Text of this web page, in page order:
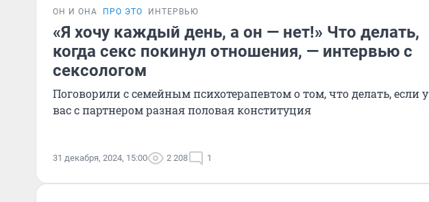
ОН И ОНА ПРО ЭТО ИНТЕРВЬЮ
«Я хочу каждый день, а он — нет!» Что делать,
когда секс покинул отношения, — интервью с
сексологом
Поговорили с семейным психотерапевтом о том, что делать, если у
вас с партнером разная половая конституция
31 декабря, 2024, 15:00 2 208 1